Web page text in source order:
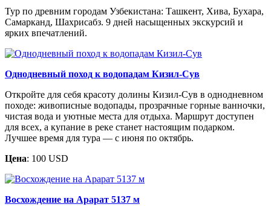
Тур по древним городам Узбекистана: Ташкент, Хива, Бухара,
Самарканд, Шахрисабз. 9 дней насыщенных экскурсий и
ярких впечатлений.
Однодневный поход к водопадам Кизил-Сув
Откройте для себя красоту долины Кизил-Сув в однодневном
походе: живописные водопады, прозрачные горные ванночки,
чистая вода и уютные места для отдыха. Маршрут доступен
для всех, а купание в реке станет настоящим подарком.
Лучшее время для тура — с июня по октябрь.
Цена: 100 USD
Восхождение на Арарат 5137 м